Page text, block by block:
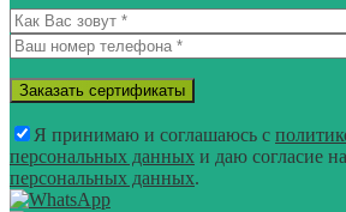
Я принимаю и соглашаюсь с
персональных данных и даю согласие на
персональных данных.